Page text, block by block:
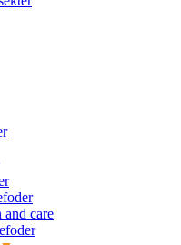
and care